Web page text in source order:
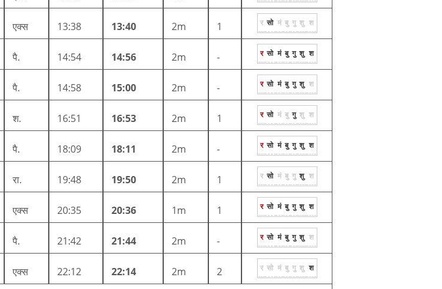
एक्स 13:38 13:40 2m 1 र सो मं बु गु शु श
पै. 14:54 14:56 2m - र सो मं बु गु शु श
पै. 14:58 15:00 2m - र सो मं बु गु शु श
श. 16:51 16:53 2m 1 र सो मं बु गु शु श
पै. 18:09 18:11 2m - र सो मं बु गु शु श
रा. 19:48 19:50 2m 1 र सो मं बु गु शु श
एक्स 20:35 20:36 1m 1 र सो मं बु गु शु श
पै. 21:42 21:44 2m - र सो मं बु गु शु श
एक्स 22:12 22:14 2m 2 र सो मं बु गु शु श